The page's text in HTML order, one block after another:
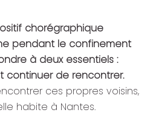
chorégraphique
pendant le confinement
à deux essentiels :
continuer de rencontrer.
ces propres voisins,
habite à Nantes.